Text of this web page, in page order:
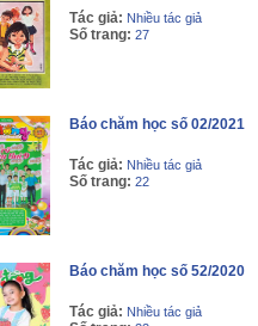
Tác giả: Nhiều tác giả
Số trang: 27
Báo chăm học số 02/2021
Tác giả: Nhiều tác giả
Số trang: 22
Báo chăm học số 52/2020
Tác giả: Nhiều tác giả